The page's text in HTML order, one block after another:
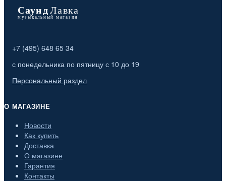
+7 (495) 648 65 34
с понедельника по пятницу с 10 до 19
Персональный раздел
О МАГАЗИНЕ
Новости
Как купить
Доставка
О магазине
Гарантия
Контакты